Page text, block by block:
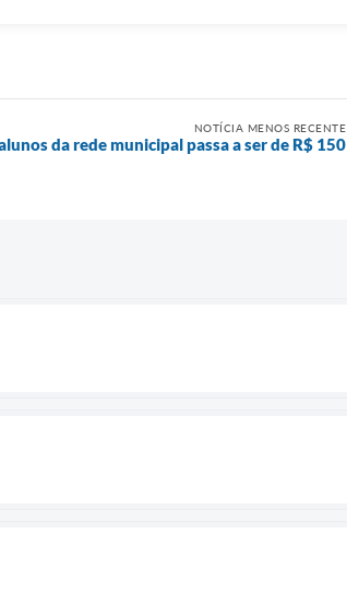
NOTÍCIA MENOS RECENTE
da rede municipal passa a ser de R$ 150